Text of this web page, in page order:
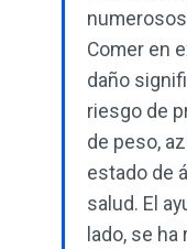
Comer en
daño
riesgo de
de peso,
estado de
salud. El
lado, se